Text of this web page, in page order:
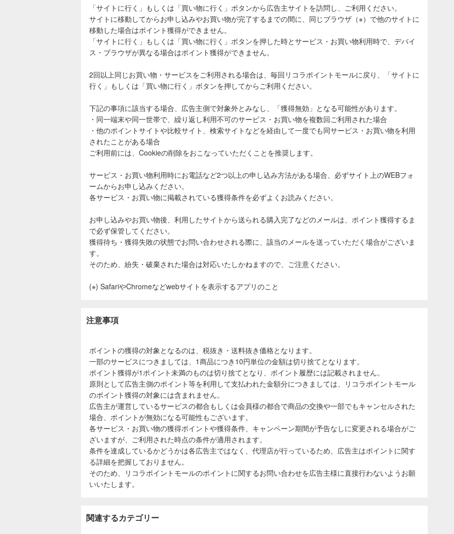
「サイトに行く」もしくは「買い物に行く」ボタンから広告主サイトを訪問し、ご利用ください。
サイトに移動してからお申し込みやお買い物が完了するまでの間に、同じブラウザ（※）で他のサイトに
移動した場合はポイント獲得ができません。
「サイトに行く」もしくは「買い物に行く」ボタンを押した時とサービス・お買い物利用時で、デバイ
ス・ブラウザが異なる場合はポイント獲得ができません。
2回以上同じお買い物・サービスをご利用される場合は、毎回リコラポイントモールに戻り、「サイトに
行く」もしくは「買い物に行く」ボタンを押してからご利用ください。
下記の事項に該当する場合、広告主側で対象外とみなし、「獲得無効」となる可能性があります。
・同一端末や同一世帯で、繰り返し利用不可のサービス・お買い物を複数回ご利用された場合
・他のポイントサイトや比較サイト、検索サイトなどを経由して一度でも同サービス・お買い物を利用
されたことがある場合
ご利用前には、Cookieの削除をおこなっていただくことを推奨します。
サービス・お買い物利用時にお電話など2つ以上の申し込み方法がある場合、必ずサイト上のWEBフォ
ームからお申し込みください。
各サービス・お買い物に掲載されている獲得条件を必ずよくお読みください。
お申し込みやお買い物後、利用したサイトから送られる購入完了などのメールは、ポイント獲得するま
で必ず保管してください。
獲得待ち・獲得失敗の状態でお問い合わせされる際に、該当のメールを送っていただく場合がございま
す。
そのため、紛失・破棄された場合は対応いたしかねますので、ご注意ください。
(※) SafariやChromeなどwebサイトを表示するアプリのこと
注意事項
ポイントの獲得の対象となるのは、税抜き・送料抜き価格となります。
一部のサービスにつきましては、1商品につき10円単位の金額は切り捨てとなります。
ポイント獲得が1ポイント未満のものは切り捨てとなり、ポイント履歴には記載されません。
原則として広告主側のポイント等を利用して支払われた金額分につきましては、リコラポイントモール
のポイント獲得の対象には含まれません。
広告主が運営しているサービスの都合もしくは会員様の都合で商品の交換や一部でもキャンセルされた
場合、ポイントが無効になる可能性もございます。
各サービス・お買い物の獲得ポイントや獲得条件、キャンペーン期間が予告なしに変更される場合がご
ざいますが、ご利用された時点の条件が適用されます。
条件を達成しているかどうかは各広告主ではなく、代理店が行っているため、広告主はポイントに関す
る詳細を把握しておりません。
そのため、リコラポイントモールのポイントに関するお問い合わせを広告主様に直接行わないようお願
いいたします。
関連するカテゴリー